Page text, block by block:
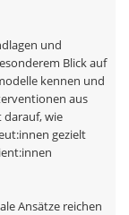
und
Blick auf
kennen und
aus
darauf, wie
gezielt
Ansätze reichen